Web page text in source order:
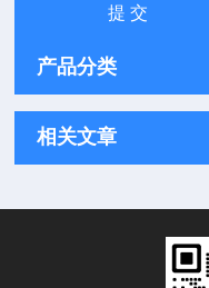
产品分类
相关文章